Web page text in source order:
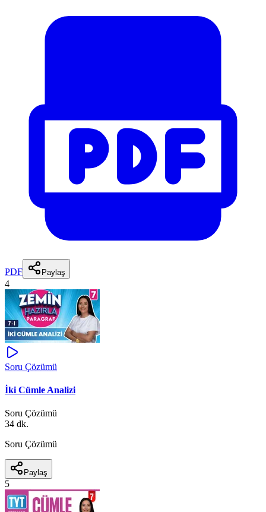
PDF Paylaş
4
Soru Çözümü
İki Cümle Analizi
Soru Çözümü
34 dk.
Soru Çözümü
Paylaş
5